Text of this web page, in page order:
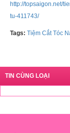
http://topsaigon.net/
tu-411743/
Tags: Tiệm Cắt Tóc
TIN CÙNG LOẠI